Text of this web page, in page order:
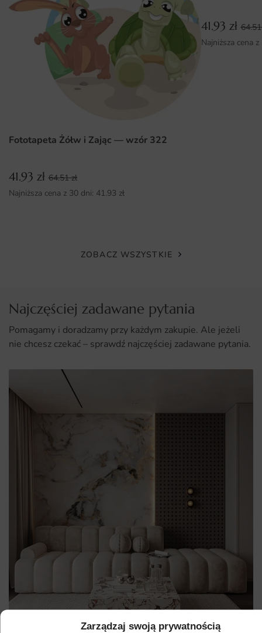
Zarządzaj swoją prywatnością
Dlaczego warto wybrać tę fototapetę
Unikalny design, który przyciąga uwagę i nadaje charakter
Wysokiej jakości materiały zapewniające trwałość i
intensywność kolorów.
Łatwy montaż, dzięki czemu szybko odmienisz swoje
Fototapeta Żółw i Zając — wzór 322
41.93 zł 64.51zł
Najniższa cena z 30 dni: 41.93 zł
41.93 zł
Najniższa cena
ZOBACZ WSZYSTKIE
Najczęściej zadawane pytania
Pomagamy i doradzamy przy każdym zakupie. Ale jeżeli
nie chcesz czekać – sprawdź najczęściej zadawane pytania.